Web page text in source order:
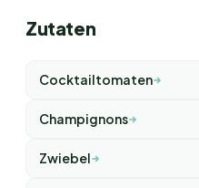
Zutaten
Cocktailtomaten
Champignons
Zwiebel